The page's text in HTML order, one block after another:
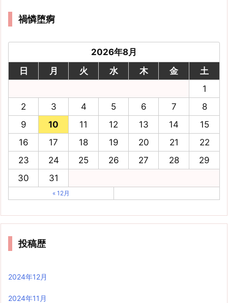
禍憐堕痾
2026年8月
日
月 火 水 木 金
土
1
2
3 4 5 6 7
8
9
10 11 12 13 14
15
16
17 18 19 20 21
22
23
24 25 26 27 28
29
30
31
« 12月
投稿歴
2024年12月
2024年11月